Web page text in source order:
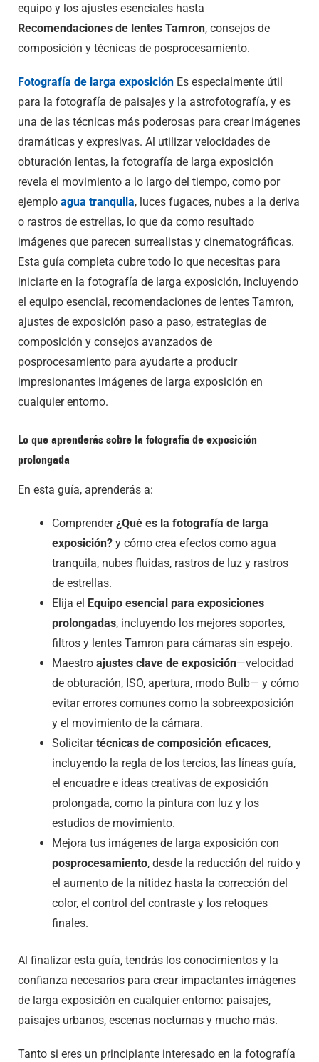
equipo y los ajustes esenciales hasta
Recomendaciones de lentes Tamron, consejos de
composición y técnicas de posprocesamiento.
Fotografía de larga exposición Es especialmente útil
para la fotografía de paisajes y la astrofotografía, y es
una de las técnicas más poderosas para crear imágenes
dramáticas y expresivas. Al utilizar velocidades de
obturación lentas, la fotografía de larga exposición
revela el movimiento a lo largo del tiempo, como por
ejemplo agua tranquila, luces fugaces, nubes a la deriva
o rastros de estrellas, lo que da como resultado
imágenes que parecen surrealistas y cinematográficas.
Esta guía completa cubre todo lo que necesitas para
iniciarte en la fotografía de larga exposición, incluyendo
el equipo esencial, recomendaciones de lentes Tamron,
ajustes de exposición paso a paso, estrategias de
composición y consejos avanzados de
posprocesamiento para ayudarte a producir
impresionantes imágenes de larga exposición en
cualquier entorno.
Lo que aprenderás sobre la fotografía de exposición
prolongada
En esta guía, aprenderás a:
Comprender¿Qué es la fotografía de larga
exposición? y cómo crea efectos como agua
tranquila, nubes fluidas, rastros de luz y rastros
de estrellas.
Elija el Equipo esencial para exposiciones
prolongadas, incluyendo los mejores soportes,
filtros y lentes Tamron para cámaras sin espejo.
Maestro ajustes clave de exposición—velocidad
de obturación, ISO, apertura, modo Bulb— y cómo
evitar errores comunes como la sobreexposición
y el movimiento de la cámara.
Solicitartécnicas de composición eficaces,
incluyendo la regla de los tercios, las líneas guía,
el encuadre e ideas creativas de exposición
prolongada, como la pintura con luz y los
estudios de movimiento.
Mejora tus imágenes de larga exposición con
posprocesamiento, desde la reducción del ruido y
el aumento de la nitidez hasta la corrección del
color, el control del contraste y los retoques
finales.
Al finalizar esta guía, tendrás los conocimientos y la
confianza necesarios para crear impactantes imágenes
de larga exposición en cualquier entorno: paisajes,
paisajes urbanos, escenas nocturnas y mucho más.
Tanto si eres un principiante interesado en la fotografía